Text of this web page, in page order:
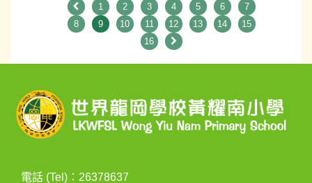
1 2 3 4 5 6
7
8
9 10 11 12 13 14
15
16
電話 (Tel)：26378637